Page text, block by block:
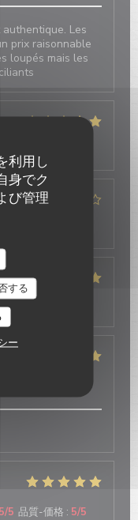
利用し
身でク
び管理
する
ー
Les
prix raisonnable
loupés mais les
/5 品質-価格
/5
5/5 品質-価格 : 5/5